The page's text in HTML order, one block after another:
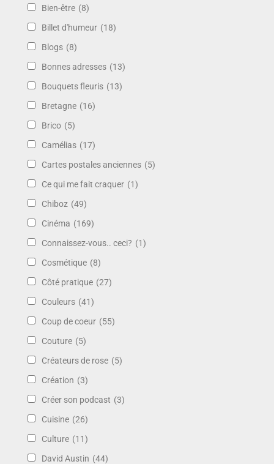
Bien-être (8)
Billet d'humeur (18)
Blogs (8)
Bonnes adresses (13)
Bouquets fleuris (13)
Bretagne (16)
Brico (5)
Camélias (17)
Cartes postales anciennes (5)
Ce qui me fait craquer (1)
Chiboz (49)
Cinéma (169)
Connaissez-vous.. ceci? (1)
Cosmétique (8)
Côté pratique (27)
Couleurs (41)
Coup de coeur (55)
Couture (5)
Créateurs de rose (5)
Création (3)
Créer son podcast (3)
Cuisine (26)
Culture (11)
David Austin (44)